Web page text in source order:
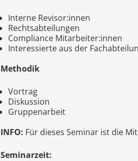
Interne Revisor:innen
Rechtsabteilungen
Compliance Mitarbeiter:innen
Interessierte aus der
Methodik
Vortrag
Diskussion
Gruppenarbeit
INFO: Für dieses Seminar ist die
Seminarzeit: